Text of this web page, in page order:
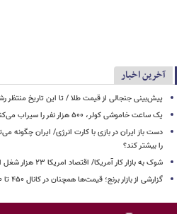
آخرین اخبار
پیش‌بینی جنجالی از قیمت طلا / تا این تاریخ منتظر
یک ساعت خاموشی کولر، ۵۰۰ هزار نفر را سیراب می‌کند
دست باز ایران در بازی با کارت انرژی/ ایران چگونه
را بیشتر کند؟
شوک به بازار کار آمریکا/ اقتصاد امریکا ۲۳ هزار شغل از دست داد
گزارشی از بازار برنج؛ قیمت‌ها همچنان در کانال ۴۵۰ تا ۵۵۰ هزار تومان